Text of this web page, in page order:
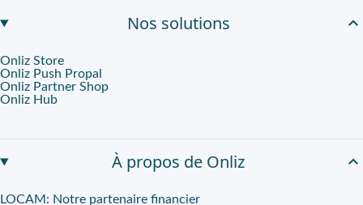
Nos solutions
Onliz Store
Onliz Push Propal
Onliz Partner Shop
Onliz Hub
À propos de Onliz
LOCAM: Notre partenaire financier